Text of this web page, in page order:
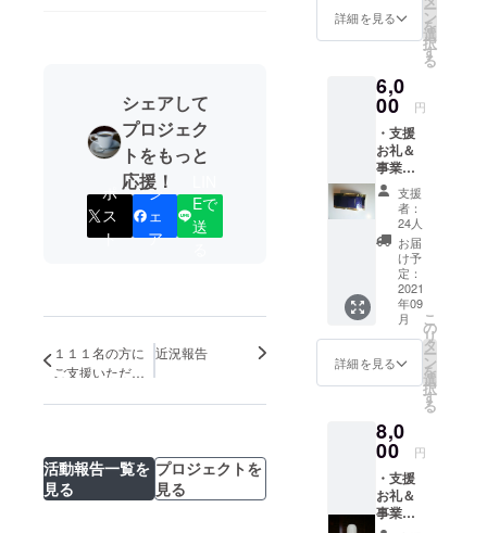
シェアして
プロジェク
トをもっと
応援！
ポ
ス
ト
シ
ェ
ア
Eで
送
１１１名の方に
ご支援いただい
終了、最後まで
近況報告
活動報告一覧を
見る
プロジェクトを
見る
しよ
す。
いてき
た室蘭
出身の
家・松
本浦氏
が本プ
ロジェ
クトの
ために
「英国
館」を
スケッ
チして
くれま
した。
そのス
ケッチ
をポス
トカー
ドにし
考：松
本浦作
品集
路地裏
探索 道
草画報
詳細を見る ー
ン
を
選
択
す
る
6,0
00 円
・支援
お礼＆
事業報
告メッ
セージ
・英国
館オリ
ジナル
ブレン
ドコー
ヒー豆
（粉）
２００
ｇ マス
ターと
ママが
決めた
こだわ
りブレ
ンドを
ご自宅
でも楽
支援
者：
24人
お届
け予
定：
2021
年09
月
詳細を見る
こ
の
リ
タ
ー
ン
を
選
択
す
る
8,0
00 円
・支援
お礼＆
事業報